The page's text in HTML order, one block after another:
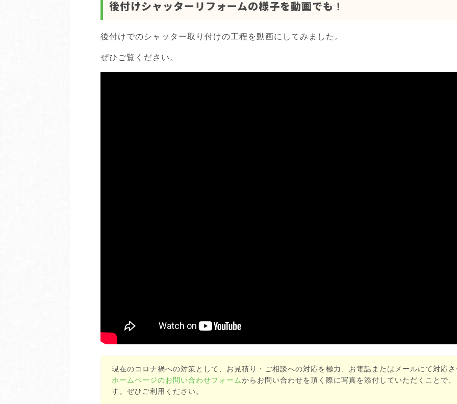
後付けシャッターリフォームの様子を動画でも !
後付けでのシャッター取り付けの工程を動画にしてみました。
ぜひご覧ください。
現在のコロナ禍への対策として、お見積り・ご相談への対応を極力、お電話またはメールにて対応
ホームページのお問い合わせフォームからお問い合わせを頂く際に写真を添付していただくことで
す。ぜひご利用ください。